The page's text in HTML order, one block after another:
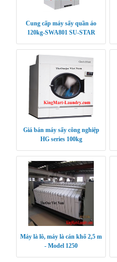
Cung cấp máy sấy quần áo
120kg-SWA801 SU-STAR
Giá bán máy sấy công nghiệp
HG series 100kg
Máy là lô, máy là cán khổ 2,5 m
- Model 1250